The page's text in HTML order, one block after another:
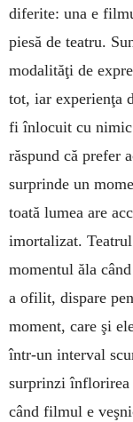
diferite: una e
piesă de teatru.
modalităţi de
tot, iar experienţa
fi înlocuit cu nimic
răspund că prefer
surprinde un
toată lumea are
imortalizat.
momentul ăla
a ofilit, dispare
moment, care şi
într-un interval
surprinzi
când filmul e